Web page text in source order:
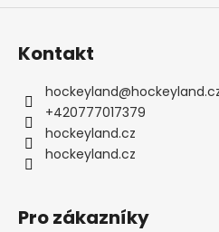
Kontakt
hockeyland@
+420777017379
hockeyland.cz
hockeyland.cz
Pro zákazníky